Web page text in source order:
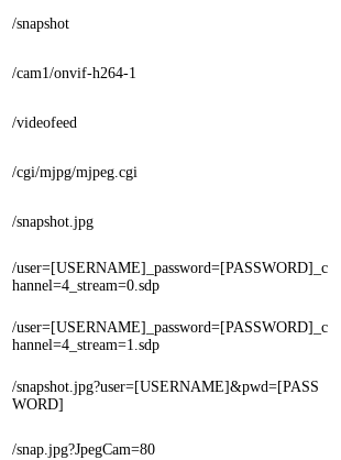
/snapshot
/cam1/onvif-h264-1
/videofeed
/cgi/mjpg/mjpeg.cgi
/snapshot.jpg
/user=[USERNAME]_password=[PASSWORD]_c
hannel=4_stream=0.sdp
/user=[USERNAME]_password=[PASSWORD]_c
hannel=4_stream=1.sdp
/snapshot.jpg?user=[USERNAME]&pwd=[PASS
WORD]
/snap.jpg?JpegCam=80